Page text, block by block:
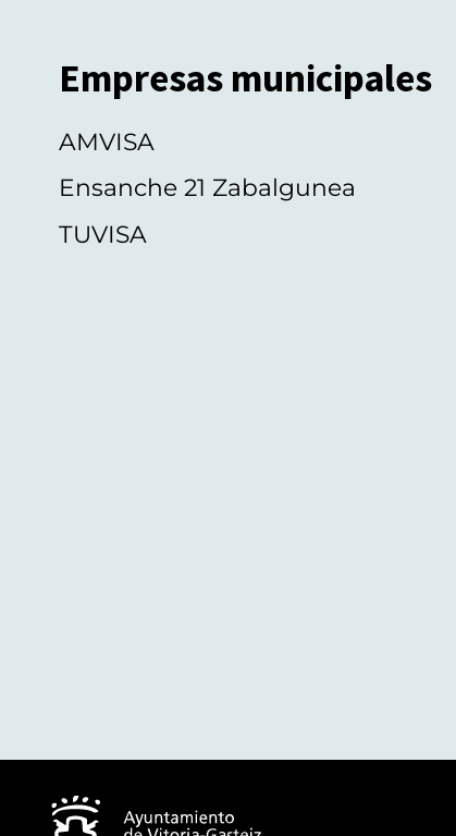
Empresas municipales
AMVISA
Ensanche 21 Zabalgunea
TUVISA